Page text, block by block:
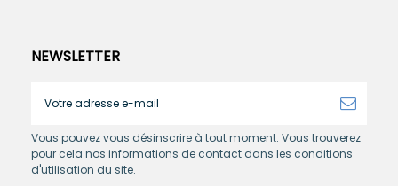
NEWSLETTER
Vous pouvez vous désinscrire à tout moment. Vous trouverez
pour cela nos informations de contact dans les conditions
d'utilisation du site.